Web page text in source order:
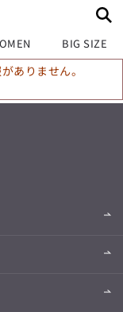
BIG SIZE
ありません。